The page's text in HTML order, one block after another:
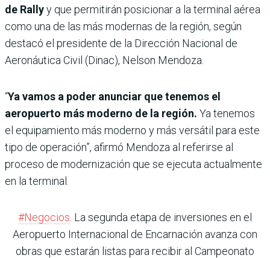
de Rallyy que permitirán posicionar a la terminal aérea
como una de las más modernas de la región, según
destacó el presidente de la Dirección Nacional de
Aeronáutica Civil (Dinac), Nelson Mendoza.
“Ya vamos a poder anunciar que tenemos el
aeropuerto más moderno de la región. Ya tenemos
el equipamiento más moderno y más versátil para este
tipo de operación”, afirmó Mendoza al referirse al
proceso de modernización que se ejecuta actualmente
en la terminal.
#Negocios. La segunda etapa de inversiones en el
Aeropuerto Internacional de Encarnación avanza con
obras que estarán listas para recibir al Campeonato